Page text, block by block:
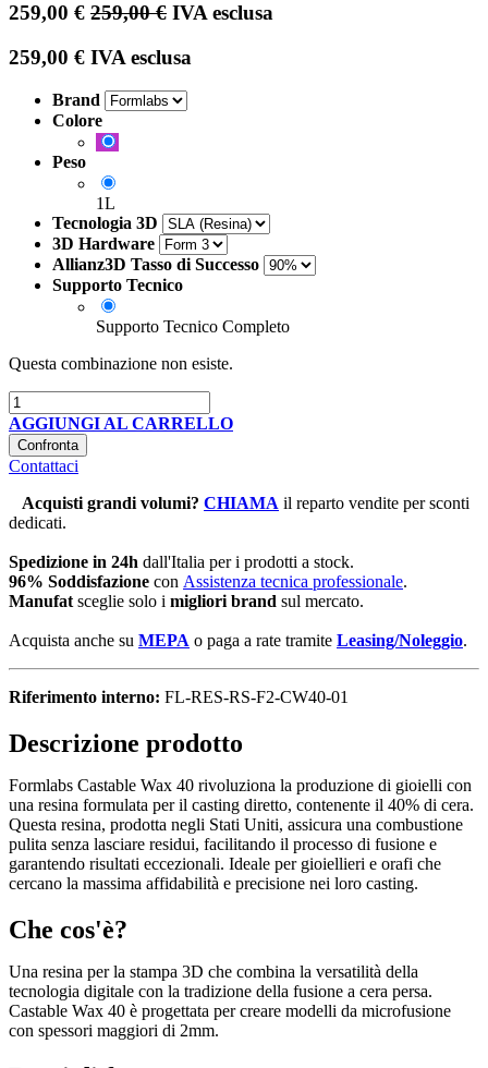
259,00 € 259,00€ IVA esclusa
259,00 € IVA esclusa
Brand
Colore
Peso
1L
Tecnologia 3D
3D Hardware
Allianz3D Tasso di Successo
Supporto Tecnico
Supporto Tecnico Completo
Questa combinazione non esiste.
AGGIUNGI AL CARRELLO
Confronta
Contattaci
Acquisti grandi volumi? CHIAMA il reparto vendite per sconti
dedicati.
Spedizione in 24h dall'Italia per i prodotti a stock.
96% Soddisfazione con Assistenza tecnica professionale.
Manufat sceglie solo i migliori brand sul mercato.
Acquista anche su MEPA o paga a rate tramite Leasing/Noleggio.
Riferimento interno: FL-RES-RS-F2-CW40-01
Descrizione prodotto
Formlabs Castable Wax 40 rivoluziona la produzione di gioielli con
una resina formulata per il casting diretto, contenente il 40% di cera.
Questa resina, prodotta negli Stati Uniti, assicura una combustione
pulita senza lasciare residui, facilitando il processo di fusione e
garantendo risultati eccezionali. Ideale per gioiellieri e orafi che
cercano la massima affidabilità e precisione nei loro casting.
Che cos'è?
Una resina per la stampa 3D che combina la versatilità della
tecnologia digitale con la tradizione della fusione a cera persa.
Castable Wax 40 è progettata per creare modelli da microfusione
con spessori maggiori di 2mm.